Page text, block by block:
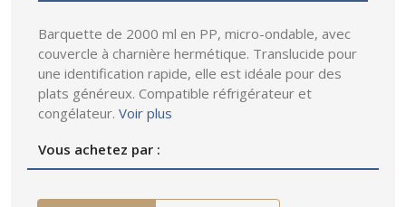
Barquette de 2000 ml en PP, micro-ondable, avec
couvercle à charnière hermétique. Translucide pour
une identification rapide, elle est idéale pour des
plats généreux. Compatible réfrigérateur et
congélateur. Voir plus
Vous achetez par :